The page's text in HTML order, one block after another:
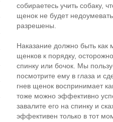
собираетесь учить собаку,
щенок не будет
разрешены.
Наказание должно быть
щенков к порядку,
спинку или бочок. Мы
посмотрите ему в глаза и
гнев щенок воспринимает
тоже можно эффективно
завалите его на спинку и
эффективен только в тот